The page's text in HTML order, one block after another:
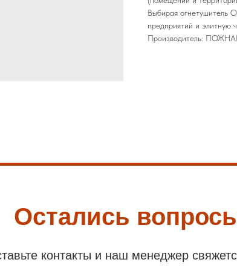
Выбирая огнетушитель
предприятий и элитную
Производитель:
Остались
контакты и наш менеджер